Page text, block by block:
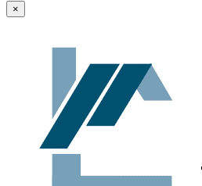
×